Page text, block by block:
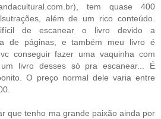
tem quase 400
além de um rico conteúdo.
de escanear o livro devido a
de páginas, e também meu livro é
conseguir fazer uma vaquinha com
livro desses só pra escanear... É
O preço normal dele varia entre
que tenho ma grande paixão ainda por